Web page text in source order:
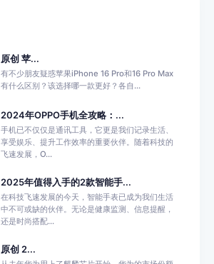
原创 苹...
有不少朋友疑惑苹果iPhone 16 Pro和16 Pro Max
有什么区别？该选择哪一款更好？各自...
2024年OPPO手机全攻略：...
手机已不仅仅是通讯工具，它更是我们记录生活、
享受娱乐、提升工作效率的重要伙伴。随着科技的
飞速发展，O...
2025年值得入手的2款智能手...
在科技飞速发展的今天，智能手表已成为我们生活
中不可或缺的伙伴。无论是健康监测、信息提醒，
还是时尚搭配...
原创 2...